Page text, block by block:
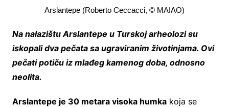
Arslantepe (Roberto Ceccacci, © MAIAO)
Na nalazištu Arslantepe u Turskoj arheolozi su
iskopali dva pečata sa ugraviranim životinjama. Ovi
pečati potiču iz mlađeg kamenog doba, odnosno
neolita.
Arslantepe je 30 metara visoka humkakoja se